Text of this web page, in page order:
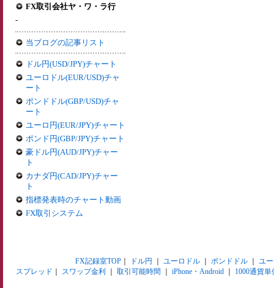
FX取引会社ヤ・ワ・ラ行
-
当ブログの記事リスト
ドル円(USD/JPY)チャート
ユーロドル(EUR/USD)チャ
ート
ポンドドル(GBP/USD)チャ
ート
ユーロ円(EUR/JPY)チャート
ポンド円(GBP/JPY)チャート
豪ドル円(AUD/JPY)チャー
ト
カナダ円(CAD/JPY)チャー
ト
指標発表時のチャート動画
FX取引システム
FX記録室TOP｜ ドル円 ユーロドル｜ ポンドドル｜ ユ
スプレッド
スワップ金利 取引可能時間 iPhone・Android 1000通貨単